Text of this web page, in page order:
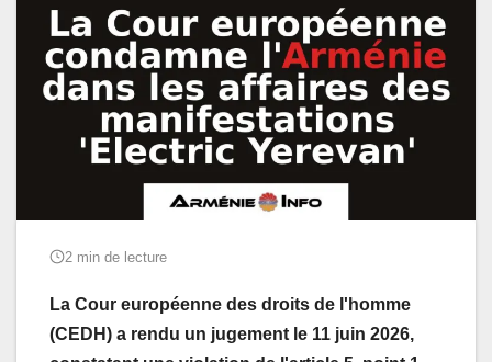
2 min de lecture
La Cour européenne des droits de l'homme
(CEDH) a rendu un jugement le 11 juin 2026,